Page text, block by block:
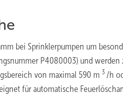
bei Sprinklerpumpen um
P4080003) und werden
von maximal 590 m 3 /h
für automatische